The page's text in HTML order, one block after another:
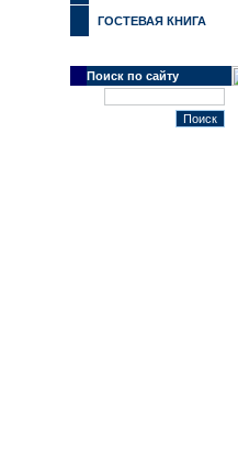
ГОСТЕВАЯ КНИГА
Поиск по сайту